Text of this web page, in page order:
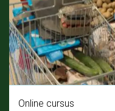
Online cursus